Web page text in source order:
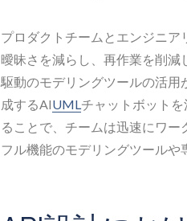
プロダクトチームとエンジニア
曖昧さを減らし、再作業を削減
駆動のモデリングツールの活
成するAIUMLチャットボット
ることで、チームは迅速にワー
フル機能のモデリングツールや